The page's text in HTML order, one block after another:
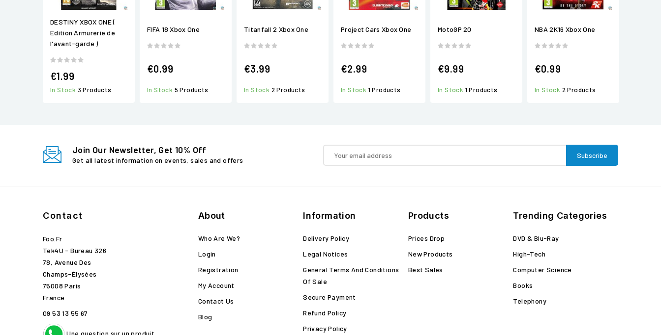
DESTINY XBOX ONE (
Edition Armurerie de
l'avant-garde )
€1.99
In Stock 3 Products
FIFA 18 Xbox One
€0.99
In Stock 5 Products
Titanfall 2 Xbox One
€3.99
In Stock 2 Products
Project Cars Xbox One
€2.99
In Stock 1 Products
MotoGP 20
€9.99
In Stock 1 Products
NBA 2K16 Xbox One
€0.99
In Stock 2 Products
Join Our Newsletter, Get 10% Off
Get all latest information on events, sales and offers
Contact
Foo.fr
Tek4U - Bureau 326
78, Avenue Des
Champs-Élysées
75008 Paris
France
09 53 13 55 67
Une question sur un produit
About
Who Are We?
Login
Registration
My Account
Contact Us
Blog
Information
Delivery Policy
Legal Notices
General Terms And Conditions
Of Sale
Secure Payment
Refund Policy
Privacy Policy
Products
Prices Drop
New Products
Best Sales
Trending Categories
DVD & Blu-Ray
High-Tech
Computer Science
Books
Telephony